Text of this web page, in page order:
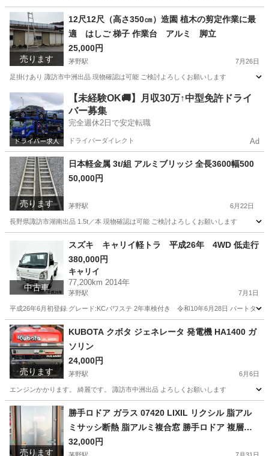
長野 諏訪市 茅野駅 その他 ヤンマー
売ります
12尺12尺（高さ350㎝）造園 植木の剪定作業に最
適 はしご 梯子 作業台 アルミ 脚立
25,000円
茅野駅 7月26日
足掛けあり 諏訪市中洲出品 現物確認は可能 ご検討よろしくお願いします
諏訪市 茅野駅 その他 梯子
【未経験OK🚚】月収30万↑中型免許ドライ
バー募集
完全週休2日で安定転職
ドライバーダイレクト Ad
売ります
日本軽金属 3t/組 アルミブリッジ 全長3600幅500
50,000円
茅野駅 6月22日
長野県諏訪市湖南出品 1.5t／本 現物確認は可能 ご検討よろしくお願いします
茅野駅 その他
中古車
スズキ キャリイ軽トラ 平成26年 4WD 低走行
380,000円
キャリイ
77,200km 2014年
茅野駅 7月1日
平成26年6月初登録 グレード:KCパワステ 2年車検付き 令和10年6月28日 パートタ
長野 諏訪市 キャリイ
売ります
KUBOTA クボタ ジェネレータ 発電機 HA1400 ガ
ソリン
24,000円
茅野駅 6月6日
エンジンかかります。 綺麗です。 諏訪市中洲出品 よろしくお願いします
長野 諏訪市 茅野駅 その他
売ります
勝手ロドア ガラス 07420 LIXIL リクシル 脂アル
ミサッシ断熱 脂アルミ複合窓 勝手ロドア 複層ガ
ラス リフォーム DIY
32,000円